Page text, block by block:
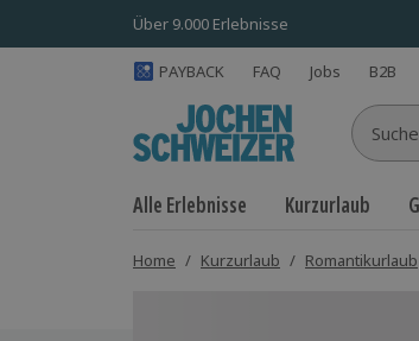
Über 9.000 Erlebnisse
PAYBACK FAQ Jobs B2B
Suche
Alle Erlebnisse Kurzurlaub
Home / Kurzurlaub / Romantikurlaub